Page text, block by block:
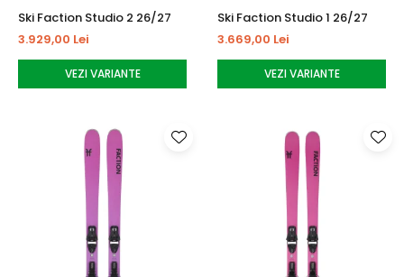
Ski Faction Studio 2 26/27
3.929,00 Lei
VEZI VARIANTE
Ski Faction Studio 1 26/27
3.669,00 Lei
VEZI VARIANTE